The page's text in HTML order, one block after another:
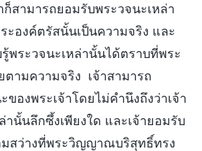
ก็สามารถยอมรับพระวจนะเหล่า
ะองค์ตรัสนั้นเป็นความจริง และ
พระวจนะเหล่านั้นได้ตราบที่พระ
ตามความจริง เจ้าสามารถ
องพระเจ้าโดยไม่คำนึงถึงว่าเจ้า
านั้นลึกซึ้งเพียงใด และเจ้ายอมรับ
สว่างที่พระวิญญาณบริสุทธิ์ทรง